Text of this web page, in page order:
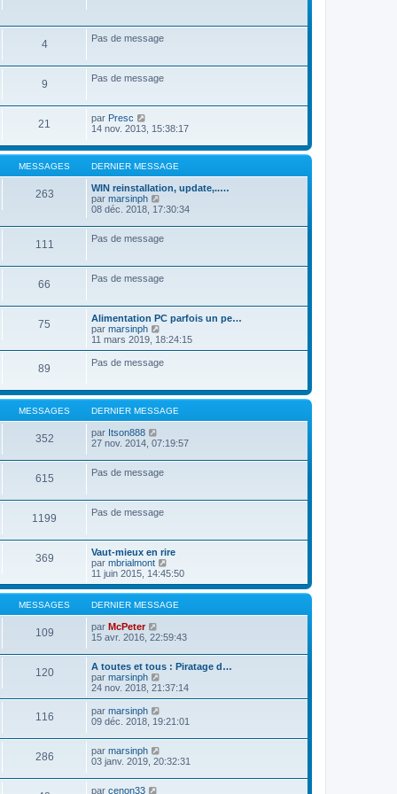
i
e
s
a
e
4 Pas de message
9 Pas de message
21 par Presc
r
l
e
d
e
r
n
r
e
s
g
e
14 nov. 2013, 15:38:17
MESSAGES DERNIER MESSAGE
263
WIN reinstallation, update,..…
par marsinph
o
r
l
r
i
e
r
m
e
s
g
e
08 déc. 2018, 17:30:34
111 Pas de message
66 Pas de message
75
Alimentation PC parfois un pe…
par marsinph
o
i
r
d
e
r
n
e
e
s
a
g
11 mars 2019, 18:24:15
89 Pas de message
MESSAGES DERNIER MESSAGE
352 par Itson888
o
r
l
r
i
e
r
m
e
s
s
e
27 nov. 2014, 07:19:57
615 Pas de message
1199 Pas de message
369
Vaut-mieux en rire
par mbrialmont
o
i
r
l
e
e
n
r
m
s
a
e
11 juin 2015, 14:45:50
MESSAGES DERNIER MESSAGE
109 par McPeter
o
r
l
e
d
e
r
n
e
r
m
15 avr. 2016, 22:59:43
120
A toutes et tous : Piratage d…
par marsinph
o
i
l
d
r
i
24 nov. 2018, 21:37:14
116 par marsinph
o
r
e
09 déc. 2018, 19:21:01
286 par marsinph
o
r
03 janv. 2019, 20:32:31
par cenon33